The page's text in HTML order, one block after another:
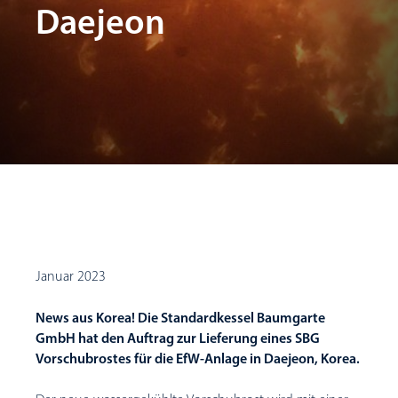
Daejeon
Januar 2023
News aus Korea! Die Standardkessel Baumgarte
GmbH hat den Auftrag zur Lieferung eines SBG
Vorschubrostes für die EfW-Anlage in Daejeon, Korea.